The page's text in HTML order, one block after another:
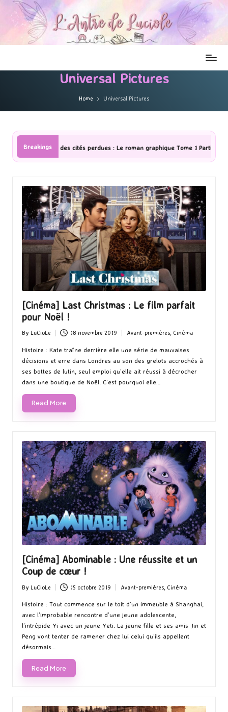
Universal Pictures
Home Universal Pictures
Breakings
roman graphique Tome 1 Partie 2 [Série TV] The Madison : J’ai
[Cinéma] Last Christmas : Le film parfait
pour Noël !
Posted
by
By LuCioLe 18 novembre 2019
in
Avant-premières, Cinéma
Histoire : Kate traîne derrière elle une série de mauvaises
décisions et erre dans Londres au son des grelots accrochés à
ses bottes de lutin, seul emploi qu’elle ait réussi à décrocher
dans une boutique de Noël. C’est pourquoi elle…
Read More
[Cinéma] Abominable : Une réussite et un
Coup de cœur !
Posted
by
By LuCioLe 15 octobre 2019
Posted
in
Avant-premières, Cinéma
Histoire : Tout commence sur le toit d’un immeuble à Shanghai,
avec l’improbable rencontre d’une jeune adolescente,
l’intrépide Yi avec un jeune Yeti. La jeune fille et ses amis Jin et
Peng vont tenter de ramener chez lui celui qu’ils appellent
désormais…
Read More